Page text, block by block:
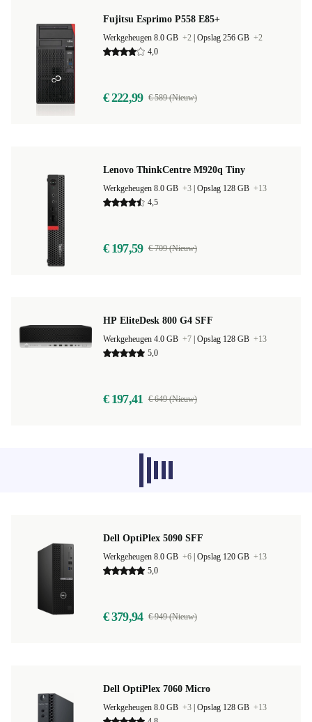
Fujitsu Esprimo P558 E85+
Werkgeheugen 8.0 GB +2 Opslag 256 GB +2
4,0
€ 222,99 € 589 (Nieuw)
Lenovo ThinkCentre M920q Tiny
Werkgeheugen 8.0 GB +3 Opslag 128 GB +13
4,5
€ 197,59 € 709 (Nieuw)
HP EliteDesk 800 G4 SFF
Werkgeheugen 4.0 GB +7 Opslag 128 GB +13
5,0
€ 197,41 € 649 (Nieuw)
Aanbevolen producten uit andere
categorieën worden momenteel niet
Dell OptiPlex 5090 SFF
Dell OptiPlex 7060 Micro